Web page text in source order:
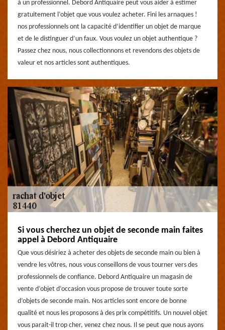
à un professionnel. Debord Antiquaire peut vous aider à estimer
gratuitement l’objet que vous voulez acheter. Fini les arnaques !
nos professionnels ont la capacité d’identifier un objet de marque
et de le distinguer d’un faux. Vous voulez un objet authentique ?
Passez chez nous, nous collectionnons et revendons des objets de
valeur et nos articles sont authentiques.
Si vous cherchez un objet de seconde main faites
appel à Debord Antiquaire
Que vous désiriez à acheter des objets de seconde main ou bien à
vendre les vôtres, nous vous conseillons de vous tourner vers des
professionnels de confiance. Debord Antiquaire un magasin de
vente d’objet d’occasion vous propose de trouver toute sorte
d’objets de seconde main. Nos articles sont encore de bonne
qualité et nous les proposons à des prix compétitifs. Un nouvel objet
vous parait-il trop cher, venez chez nous. Il se peut que nous ayons